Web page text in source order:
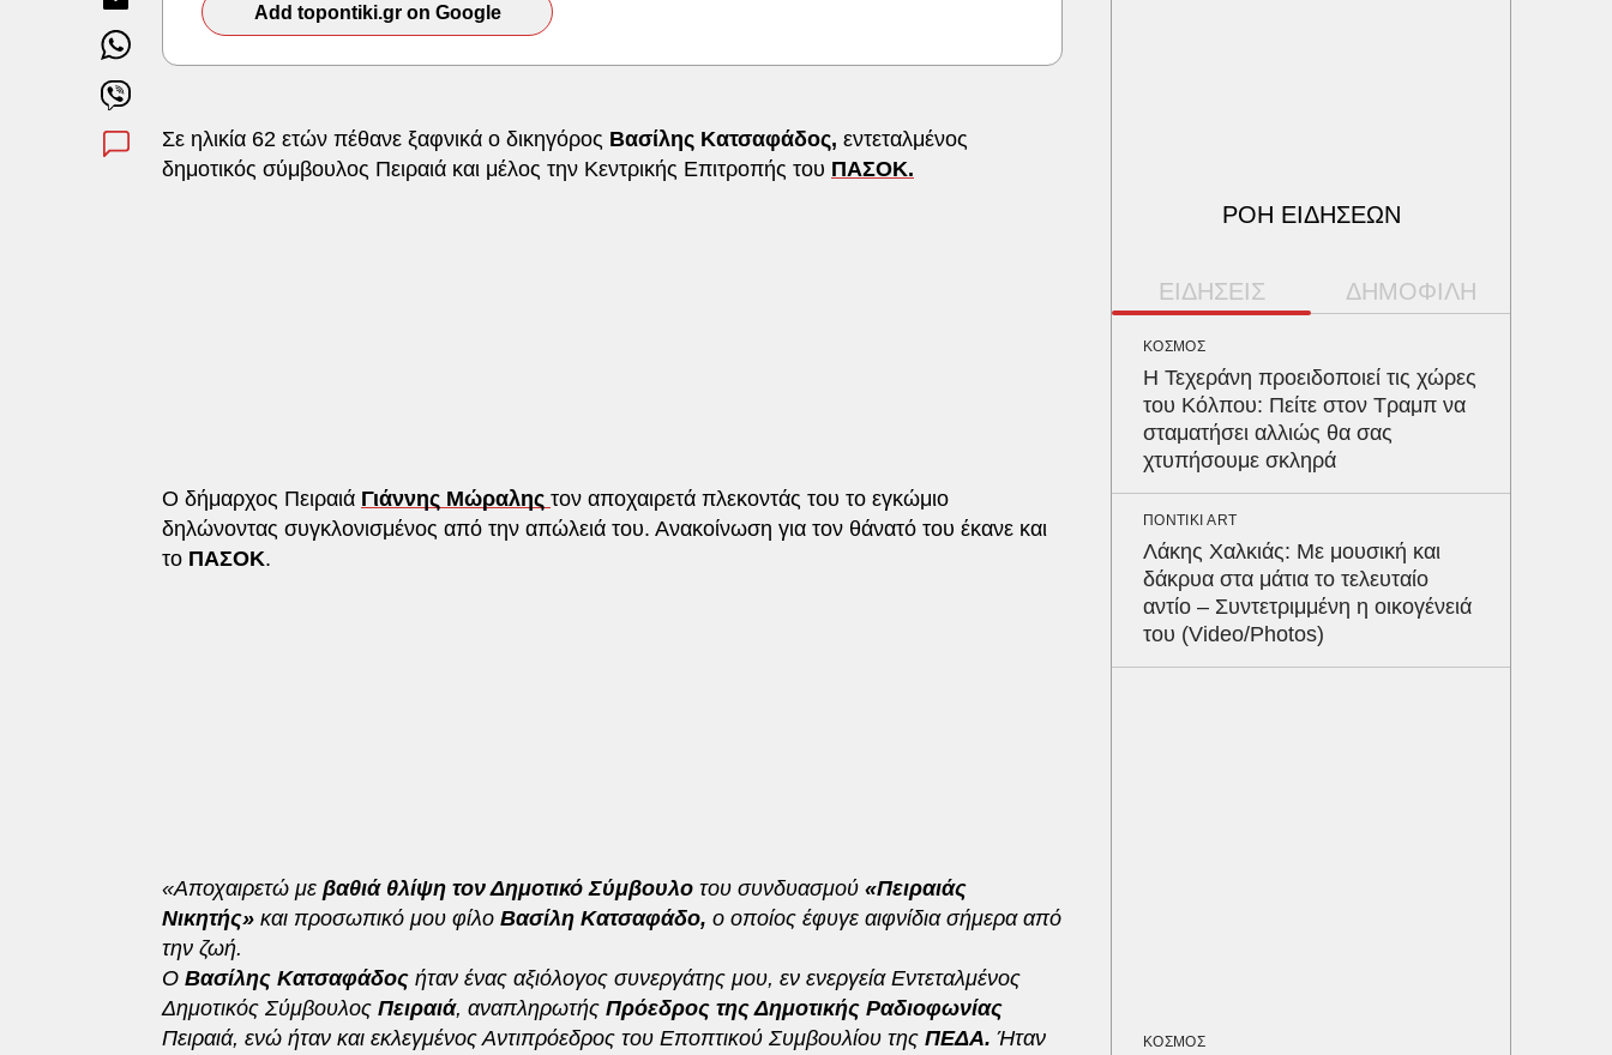
Add topontiki.gr on Google
Σε ηλικία 62 ετών πέθανε ξαφνικά ο δικηγόρος Βασίλης Κατσαφάδος, εντεταλμένος
δημοτικός σύμβουλος Πειραιά και μέλος την Κεντρικής Επιτροπής του ΠΑΣΟΚ.
Ο δήμαρχος Πειραιά Γιάννης Μώραλης τον αποχαιρετά πλεκοντάς του το εγκώμιο
δηλώνοντας συγκλονισμένος από την απώλειά του. Ανακοίνωση για τον θάνατό του έκανε και
το ΠΑΣΟΚ.
«Αποχαιρετώ με βαθιά θλίψη τον Δημοτικό Σύμβουλο του συνδυασμού «Πειραιάς
Νικητής» και προσωπικό μου φίλο Βασίλη Κατσαφάδο, ο οποίος έφυγε αιφνίδια σήμερα από
την ζωή.
Ο Βασίλης Κατσαφάδος ήταν ένας αξιόλογος συνεργάτης μου, εν ενεργεία Εντεταλμένος
Δημοτικός Σύμβουλος Πειραιά, αναπληρωτής Πρόεδρος της Δημοτικής Ραδιοφωνίας
Πειραιά, ενώ ήταν και εκλεγμένος Αντιπρόεδρος του Εποπτικού Συμβουλίου της ΠΕΔΑ. Ήταν
ΡΟΗ ΕΙΔΗΣΕΩΝ
ΕΙΔΗΣΕΙΣ ΔΗΜΟΦΙΛΗ
ΚΟΣΜΟΣ
Η Τεχεράνη προειδοποιεί τις χώρες
του Κόλπου: Πείτε στον Τραμπ να
σταματήσει αλλιώς θα σας
χτυπήσουμε σκληρά
ΠΟΝΤΙΚΙ ART
Λάκης Χαλκιάς: Με μουσική και
δάκρυα στα μάτια το τελευταίο
αντίο – Συντετριμμένη η οικογένειά
του (Video/Photos)
ΚΟΣΜΟΣ